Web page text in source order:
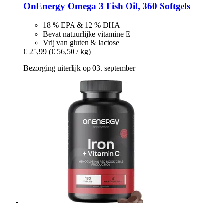
OnEnergy Omega 3 Fish Oil, 360 Softgels
18 % EPA & 12 % DHA
Bevat natuurlijke vitamine E
Vrij van gluten & lactose
€ 25,99 (€ 56,50 / kg)
Bezorging uiterlijk op 03. september